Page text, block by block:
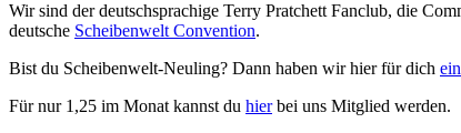
Wir sind der deutschsprachige Terry Pratchett Fanclub, die
deutsche Scheibenwelt Convention.
Bist du Scheibenwelt-Neuling? Dann haben wir hier für dich
Für nur 1,25 im Monat kannst du hierbei uns Mitglied werden.